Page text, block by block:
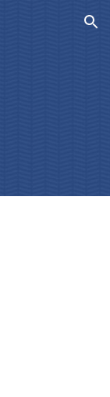
Skip to navigation